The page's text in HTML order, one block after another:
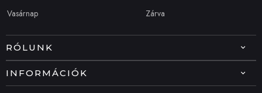
RÓLUNK
INFORMÁCIÓK
Vasárnap
Zárva